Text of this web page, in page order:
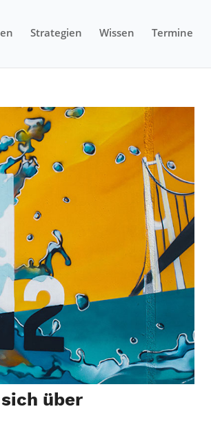
Strategien Wissen Termine
über